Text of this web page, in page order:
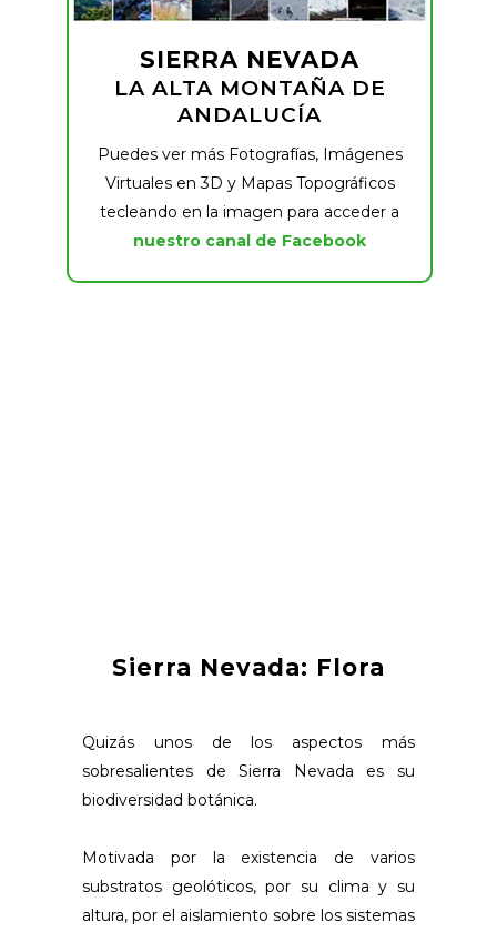
SIERRA NEVADA
LA ALTA MONTAÑA DE
ANDALUCÍA
Puedes ver más Fotografías, Imágenes
Virtuales en 3D y Mapas Topográficos
tecleando en la imagen para acceder a
nuestro canal de Facebook
Sierra Nevada: Flora
Quizás unos de los aspectos más
sobresalientes de Sierra Nevada es su
biodiversidad botánica.
Motivada por la existencia de varios
substratos geolóticos, por su clima y su
altura, por el aislamiento sobre los sistemas